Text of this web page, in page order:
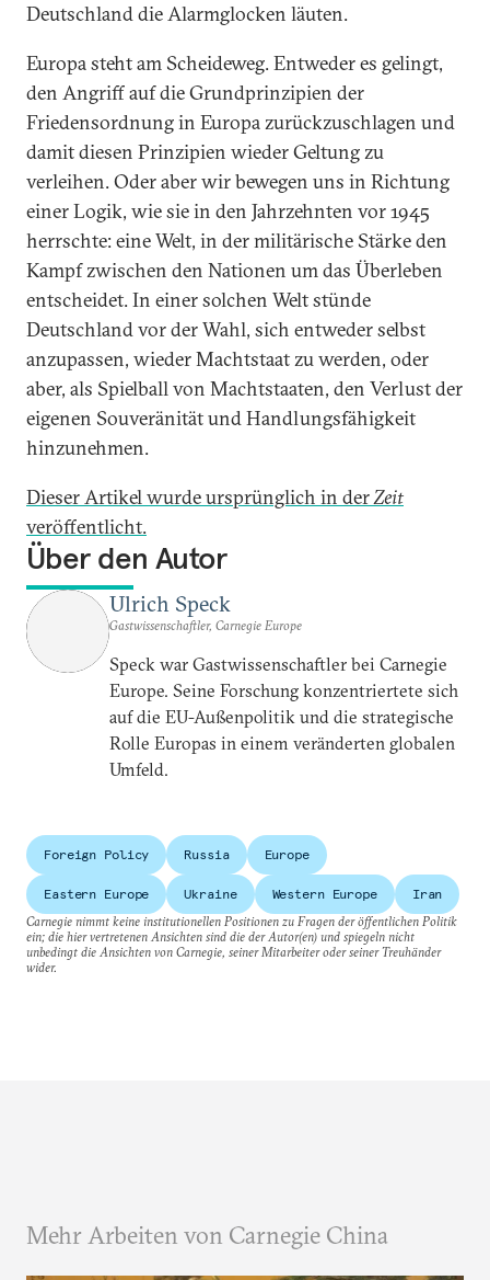
Deutschland die Alarmglocken läuten.
Europa steht am Scheideweg. Entweder es gelingt,
den Angriff auf die Grundprinzipien der
Friedensordnung in Europa zurückzuschlagen und
damit diesen Prinzipien wieder Geltung zu
verleihen. Oder aber wir bewegen uns in Richtung
einer Logik, wie sie in den Jahrzehnten vor 1945
herrschte: eine Welt, in der militärische Stärke den
Kampf zwischen den Nationen um das Überleben
entscheidet. In einer solchen Welt stünde
Deutschland vor der Wahl, sich entweder selbst
anzupassen, wieder Machtstaat zu werden, oder
aber, als Spielball von Machtstaaten, den Verlust der
eigenen Souveränität und Handlungsfähigkeit
hinzunehmen.
Dieser Artikel wurde ursprünglich in derZeit
veröffentlicht.
Über den Autor
Ulrich Speck
Gastwissenschaftler, Carnegie Europe
Speck war Gastwissenschaftler bei Carnegie
Europe. Seine Forschung konzentriertete sich
auf die EU-Außenpolitik und die strategische
Rolle Europas in einem veränderten globalen
Umfeld.
Foreign Policy Russia Europe
Eastern Europe Ukraine Western Europe
Iran
Carnegie nimmt keine institutionellen Positionen zu Fragen der öffentlichen Politik
ein; die hier vertretenen Ansichten sind die der Autor(en) und spiegeln nicht
unbedingt die Ansichten von Carnegie, seiner Mitarbeiter oder seiner Treuhänder
wider.
Mehr Arbeiten von Carnegie China